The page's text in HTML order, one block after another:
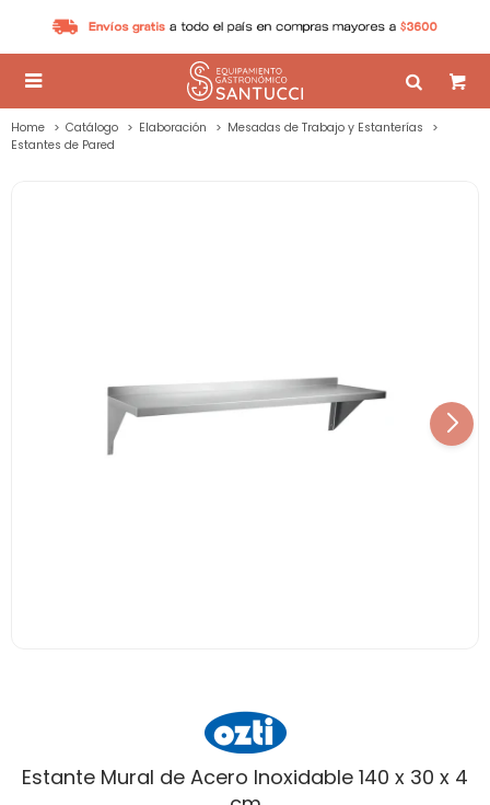

Home Catálogo Elaboración
Mesadas de Trabajo y Estanterías
Estantes de Pared
Estante Mural de Acero Inoxidable 140 x 30 x 4